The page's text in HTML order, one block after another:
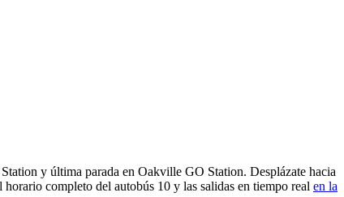
y última parada en Oakville GO Station. Desplázate hacia
completo del autobús 10 y las salidas en tiempo real en la